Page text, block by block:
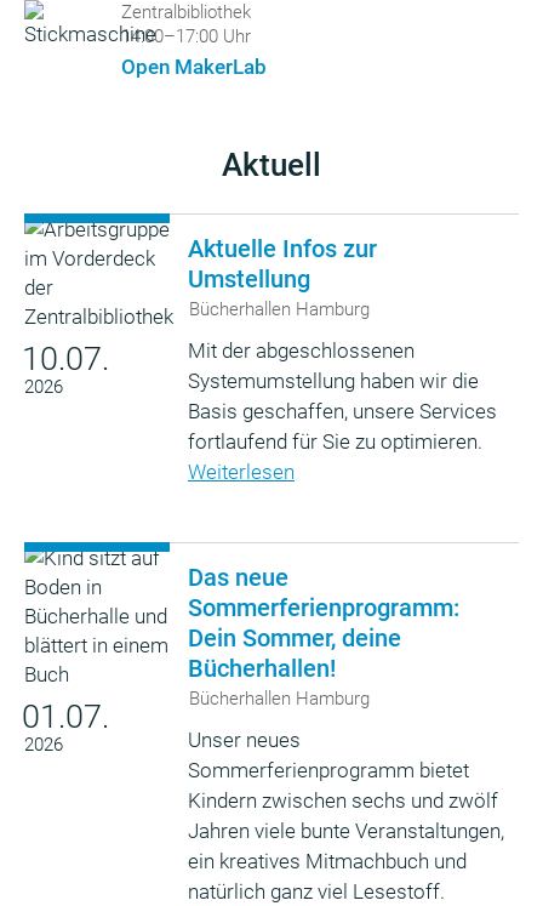
Zentralbibliothek
14:00–17:00 Uhr
Open MakerLab
Aktuell
10.07.
2026
Aktuelle Infos zur
Umstellung
Bücherhallen Hamburg
Mit der abgeschlossenen
Systemumstellung haben wir die
Basis geschaffen, unsere Services
fortlaufend für Sie zu optimieren.
Weiterlesen
01.07.
2026
Das neue
Sommerferienprogramm:
Dein Sommer, deine
Bücherhallen!
Bücherhallen Hamburg
Unser neues
Sommerferienprogramm bietet
Kindern zwischen sechs und zwölf
Jahren viele bunte Veranstaltungen,
ein kreatives Mitmachbuch und
natürlich ganz viel Lesestoff.